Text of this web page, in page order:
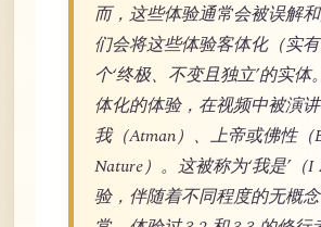
而，这些体验通常会被误解
们会将这些体验客体化（实
个‘终极、不变且独立’的实体
体化的体验，在视频中被演
我（Atman）、上帝或佛性（
Nature）。这被称为‘我是’（
验，伴随着不同程度的无概